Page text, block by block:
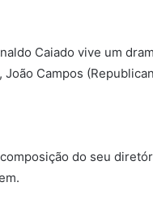
Caiado vive um
Campos
do seu